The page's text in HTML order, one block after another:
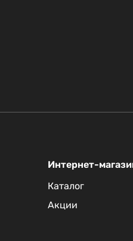
Интернет-
Каталог
Акции